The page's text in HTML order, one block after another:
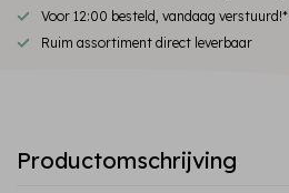
Voor 12:00 besteld, vandaag verstuurd!*
Ruim assortiment direct leverbaar
Productomschrijving